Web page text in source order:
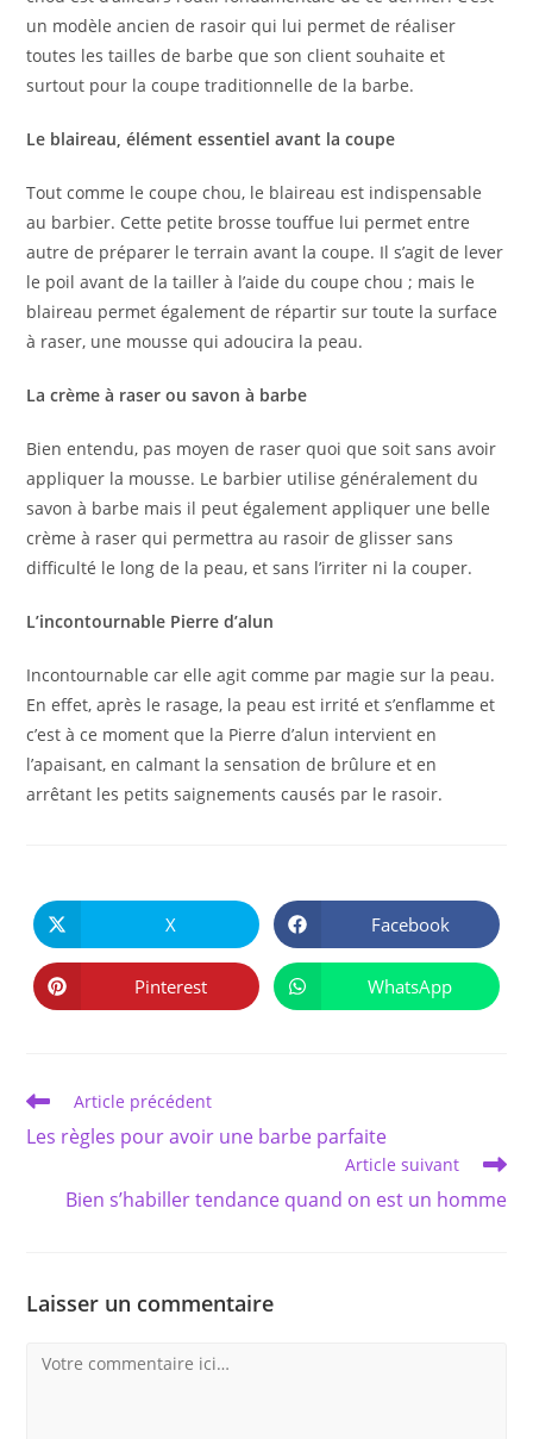
un modèle ancien de rasoir qui lui permet de réaliser
toutes les tailles de barbe que son client souhaite et
surtout pour la coupe traditionnelle de la barbe.
Le blaireau, élément essentiel avant la coupe
Tout comme le coupe chou, le blaireau est indispensable
au barbier. Cette petite brosse touffue lui permet entre
autre de préparer le terrain avant la coupe. Il s’agit de lever
le poil avant de la tailler à l’aide du coupe chou ; mais le
blaireau permet également de répartir sur toute la surface
à raser, une mousse qui adoucira la peau.
La crème à raser ou savon à barbe
Bien entendu, pas moyen de raser quoi que soit sans avoir
appliquer la mousse. Le barbier utilise généralement du
savon à barbe mais il peut également appliquer une belle
crème à raser qui permettra au rasoir de glisser sans
difficulté le long de la peau, et sans l’irriter ni la couper.
L’incontournable Pierre d’alun
Incontournable car elle agit comme par magie sur la peau.
En effet, après le rasage, la peau est irrité et s’enflamme et
c’est à ce moment que la Pierre d’alun intervient en
l’apaisant, en calmant la sensation de brûlure et en
arrêtant les petits saignements causés par le rasoir.
CE
CONTENU
Ouvrir
dans
une
autre
fenêtre
X Ouvrir
dans
une
autre
fenêtre
Facebook
Ouvrir
dans
Pinterest Ouvrir
dans
WhatsApp
Read
articles
Article précédent
Les règles pour avoir une barbe parfaite
Article suivant
Bien s’habiller tendance quand on est un homme
Laisser un commentaire
Comment